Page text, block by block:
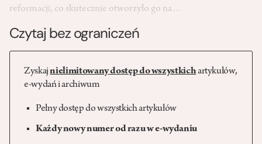
reformacji, co skutecznie otworzyło go na…
Czytaj bez ograniczeń
Zyskajnielimitowany dostęp do wszystkichartykułów,
e-wydań i archiwum
Pełny dostęp do wszystkich artykułów
Każdy nowy numer od razu w e-wydaniu